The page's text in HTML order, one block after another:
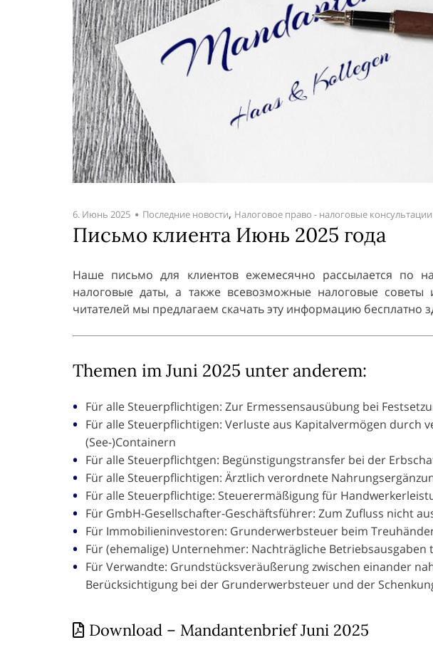
6. Июнь 2025 Последние новости, Налоговое право - налоговые консультации
Письмо клиента Июнь 2025 года
Наше письмо для клиентов ежемесячно рассылается по
налоговые даты, а также всевозможные налоговые
читателей мы предлагаем скачать эту информацию бесплатно
Themen im Juni 2025 unter anderem:
Für alle Steuerpflichtigen: Zur Ermessensausübung bei
Für alle Steuerpflichtigen: Verluste aus Kapitalvermögen durch
(See-)Containern
Für alle Steuerpflichtgen: Begünstigungstransfer bei der
Für alle Steuerpflichtigen: Ärztlich verordnete
Für alle Steuerpflichtige: Steuerermäßigung für
Für GmbH-Gesellschafter-Geschäftsführer: Zum Zufluss nicht
Für Immobilieninvestoren: Grunderwerbsteuer beim
Für (ehemalige) Unternehmer: Nachträgliche
Für Verwandte: Grundstücksveräußerung zwischen einander
Berücksichtigung bei der Grunderwerbsteuer und der
Download – Mandantenbrief Juni 2025